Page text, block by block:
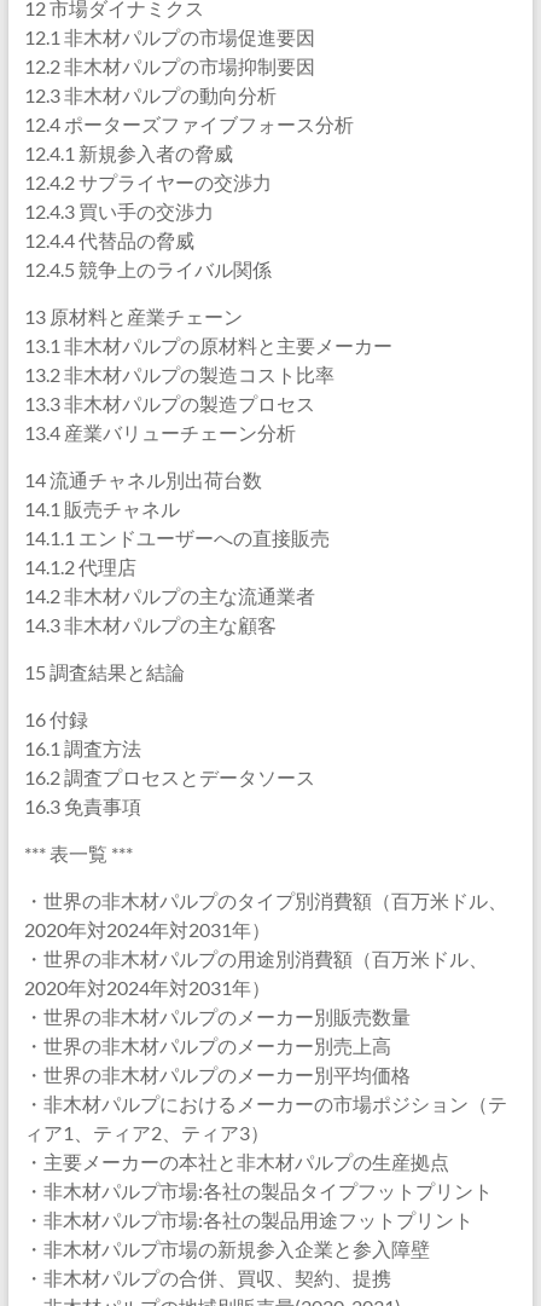
12 市場ダイナミクス
12.1 非木材パルプの市場促進要因
12.2 非木材パルプの市場抑制要因
12.3 非木材パルプの動向分析
12.4 ポーターズファイブフォース分析
12.4.1 新規参入者の脅威
12.4.2 サプライヤーの交渉力
12.4.3 買い手の交渉力
12.4.4 代替品の脅威
12.4.5 競争上のライバル関係
13 原材料と産業チェーン
13.1 非木材パルプの原材料と主要メーカー
13.2 非木材パルプの製造コスト比率
13.3 非木材パルプの製造プロセス
13.4 産業バリューチェーン分析
14 流通チャネル別出荷台数
14.1 販売チャネル
14.1.1 エンドユーザーへの直接販売
14.1.2 代理店
14.2 非木材パルプの主な流通業者
14.3 非木材パルプの主な顧客
15 調査結果と結論
16 付録
16.1 調査方法
16.2 調査プロセスとデータソース
16.3 免責事項
*** 表一覧 ***
・世界の非木材パルプのタイプ別消費額（百万米ドル、
2020年対2024年対2031年）
・世界の非木材パルプの用途別消費額（百万米ドル、
2020年対2024年対2031年）
・世界の非木材パルプのメーカー別販売数量
・世界の非木材パルプのメーカー別売上高
・世界の非木材パルプのメーカー別平均価格
・非木材パルプにおけるメーカーの市場ポジション（テ
ィア1、ティア2、ティア3）
・主要メーカーの本社と非木材パルプの生産拠点
・非木材パルプ市場:各社の製品タイプフットプリント
・非木材パルプ市場:各社の製品用途フットプリント
・非木材パルプ市場の新規参入企業と参入障壁
・非木材パルプの合併、買収、契約、提携